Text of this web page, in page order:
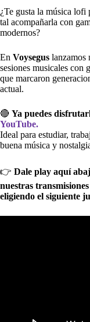
¿Te gusta la música lofi
tal acompañarla con
modernos?
En Voysegus lanzamos
sesiones musicales con
que marcaron
actual.
🔴 Ya puedes
YouTube.
Ideal para estudiar,
buena música y
👉 Dale play aquí
nuestras
eligiendo el siguiente